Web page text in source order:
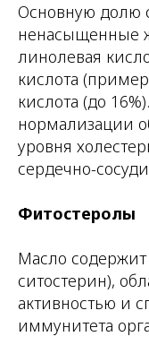
Основную долю
ненасыщенные
линолевая
кислота
кислота (до
нормализации
уровня
сердечно-
Фитостеролы
Масло
ситостерин),
активностью и
иммунитета